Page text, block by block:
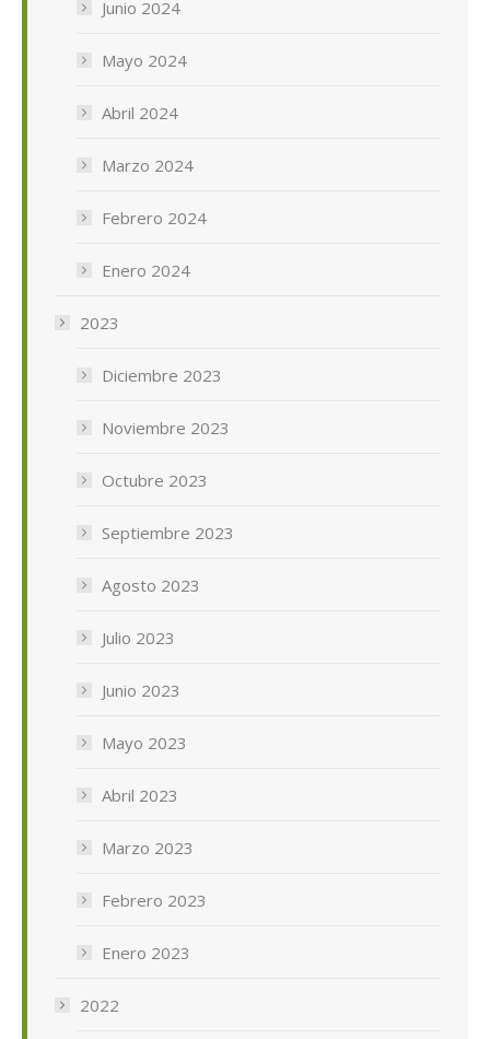
Junio 2024
Mayo 2024
Abril 2024
Marzo 2024
Febrero 2024
Enero 2024
2023
Diciembre 2023
Noviembre 2023
Octubre 2023
Septiembre 2023
Agosto 2023
Julio 2023
Junio 2023
Mayo 2023
Abril 2023
Marzo 2023
Febrero 2023
Enero 2023
2022